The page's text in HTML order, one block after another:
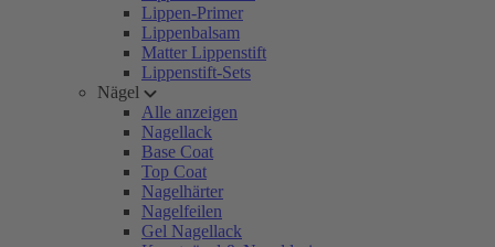
Lippen-Primer
Lippenbalsam
Matter Lippenstift
Lippenstift-Sets
Nägel
Alle anzeigen
Nagellack
Base Coat
Top Coat
Nagelhärter
Nagelfeilen
Gel Nagellack